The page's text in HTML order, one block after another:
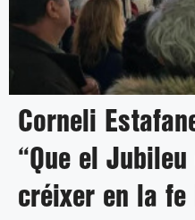
Corneli
“Que el
créixer en la